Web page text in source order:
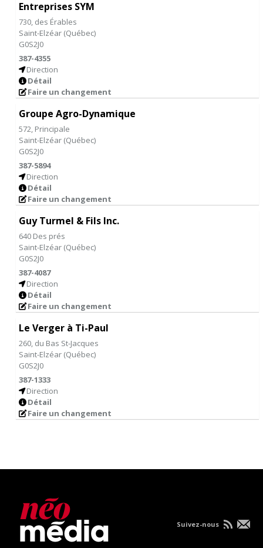
Entreprises SYM
730, des Érables
Saint-Elzéar (Québec)
G0S2J0
387-4355
Direction
Détail
Faire un changement
Groupe Agro-Dynamique
572, Principale
Saint-Elzéar (Québec)
G0S2J0
387-5894
Direction
Détail
Faire un changement
Guy Turmel & Fils Inc.
640 Des prés
Saint-Elzéar (Québec)
G0S2J0
387-4087
Direction
Détail
Faire un changement
Le Verger à Ti-Paul
260, du Bas St-Jacques
Saint-Elzéar (Québec)
G0S2J0
387-1333
Direction
Détail
Faire un changement
Suivez-nous